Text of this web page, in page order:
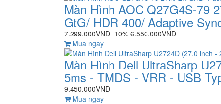
Màn Hình AOC Q27G4S-79
GtG/ HDR 400/ Adaptive
7.299.000VNĐ -10% 6.550.000VNĐ
Mua ngay
Màn Hình Dell UltraSharp
5ms - TMDS - VRR - USB
9.450.000VNĐ
Mua ngay